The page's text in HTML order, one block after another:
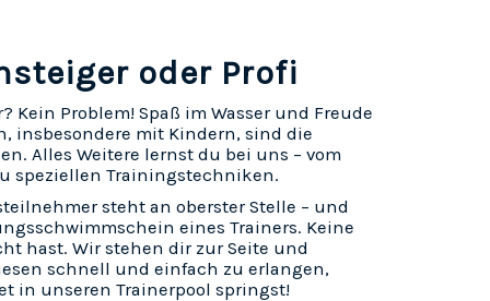
oder Profi
Kein Problem! Spaß im Wasser und Freude
insbesondere mit Kindern, sind die
Alles Weitere lernst du bei uns – vom
speziellen Trainingstechniken.
steht an oberster Stelle – und
eines Trainers. Keine
hast. Wir stehen dir zur Seite und
schnell und einfach zu erlangen,
in unseren Trainerpool springst!